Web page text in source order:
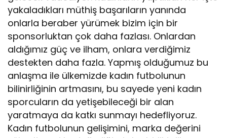
yakaladıkları müthiş başarıların yanında
onlarla beraber yürümek bizim için bir
sponsorluktan çok daha fazlası. Onlardan
aldığımız güç ve ilham, onlara verdiğimiz
destekten daha fazla. Yapmış olduğumuz bu
anlaşma ile ülkemizde kadın futbolunun
bilinirliğinin artmasını, bu sayede yeni kadın
sporcuların da yetişebileceği bir alan
yaratmaya da katkı sunmayı hedefliyoruz.
Kadın futbolunun gelişimini, marka değerini